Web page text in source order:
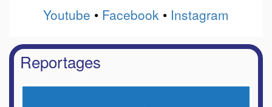
Youtube • Facebook • Instagram
Reportages